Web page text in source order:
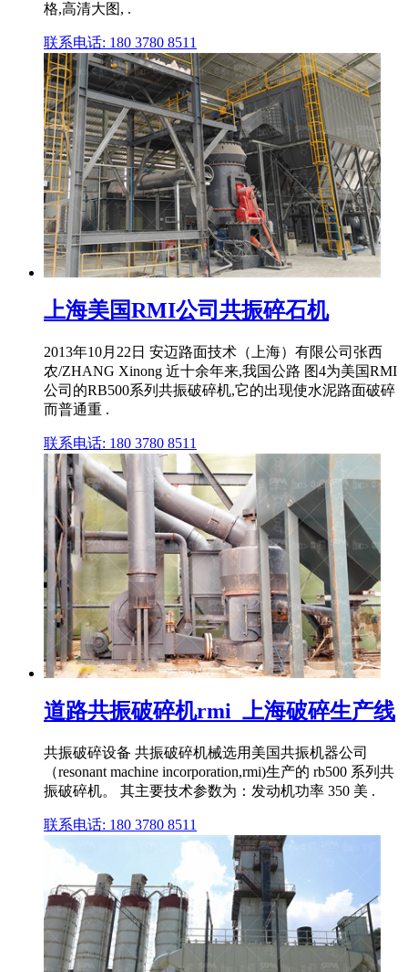
格,高清大图, .
联系电话: 180 3780 8511
上海美国RMI公司共振碎石机
2013年10月22日 安迈路面技术（上海）有限公司张西
农/ZHANG Xinong 近十余年来,我国公路 图4为美国RMI
公司的RB500系列共振破碎机,它的出现使水泥路面破碎
而普通重 .
联系电话: 180 3780 8511
道路共振破碎机rmi_上海破碎生产线
共振破碎设备 共振破碎机械选用美国共振机器公司
（resonant machine incorporation,rmi)生产的 rb500 系列共
振破碎机。 其主要技术参数为：发动机功率 350 美 .
联系电话: 180 3780 8511